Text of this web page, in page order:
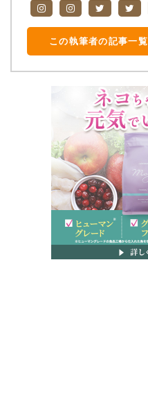
この執筆者の記事一覧